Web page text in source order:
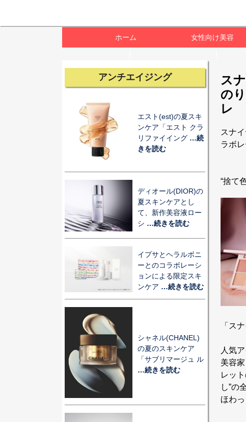
ホーム 女性向け美容
アンチエイジング
エスト(est)の夏スキ
ンケア「エスト クラ
リファイイング …続
きを読む
ディオール(DIOR)の
夏スキンケアとし
て、新作美容液ロー
シ …続きを読む
イプサとヘラルボニ
ーとのコラボレーシ
ョンによる限定スキ
ンケア …続きを読む
シャネル(CHANEL)
の夏のスキンケア
「サブリマージュ ル
…続きを読む
ス
の
レ
スナ
ラボ
“捨て
「ス
人気
美容
レッ
し”の
ほわ